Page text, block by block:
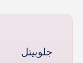
جلوبيتل